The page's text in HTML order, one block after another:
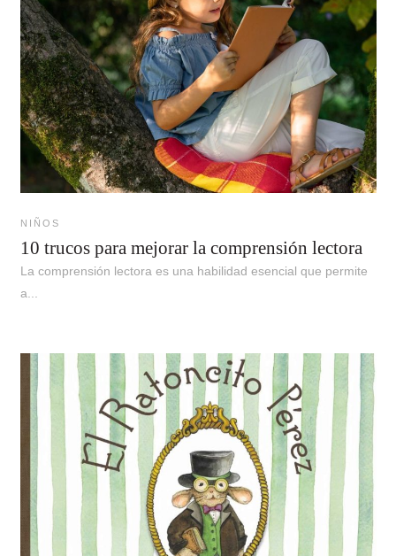
NIÑOS
10 trucos para mejorar la comprensión lectora
La comprensión lectora es una habilidad esencial que permite
a...